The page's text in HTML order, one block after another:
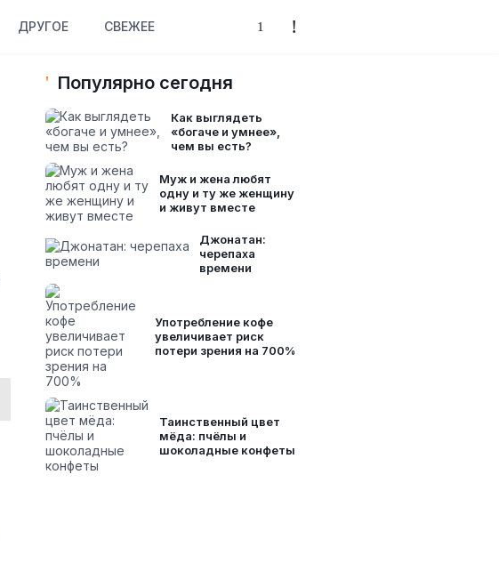
ДРУГОЕ СВЕЖЕЕ
Популярно сегодня
Как выглядеть
«богаче и умнее»,
чем вы есть?
Муж и жена любят
одну и ту же женщину
и живут вместе
Джонатан:
черепаха
времени
Употребление кофе
увеличивает риск
потери зрения на 700%
Таинственный цвет
мёда: пчёлы и
шоколадные конфеты